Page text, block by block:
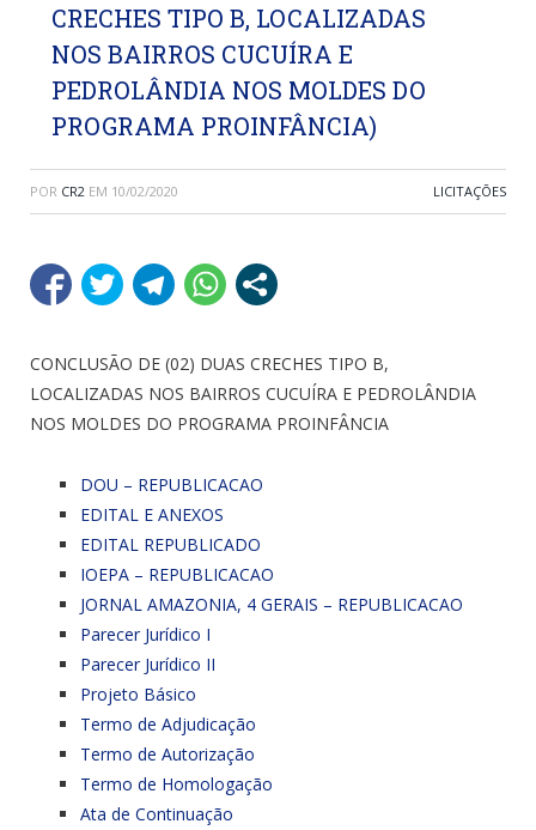
CRECHES TIPO B, LOCALIZADAS
NOS BAIRROS CUCUÍRA E
PEDROLÂNDIA NOS MOLDES DO
PROGRAMA PROINFÂNCIA)
POR CR2 EM 10/02/2020 LICITAÇÕES
CONCLUSÃO DE (02) DUAS CRECHES TIPO B,
LOCALIZADAS NOS BAIRROS CUCUÍRA E PEDROLÂNDIA
NOS MOLDES DO PROGRAMA PROINFÂNCIA
DOU – REPUBLICACAO
EDITAL E ANEXOS
EDITAL REPUBLICADO
IOEPA – REPUBLICACAO
JORNAL AMAZONIA, 4 GERAIS – REPUBLICACAO
Parecer Jurídico I
Parecer Jurídico II
Projeto Básico
Termo de Adjudicação
Termo de Autorização
Termo de Homologação
Ata de Continuação